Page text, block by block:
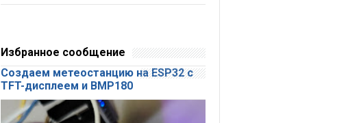
Избранное сообщение
Создаем метеостанцию на ESP32 с
TFT-дисплеем и BMP180